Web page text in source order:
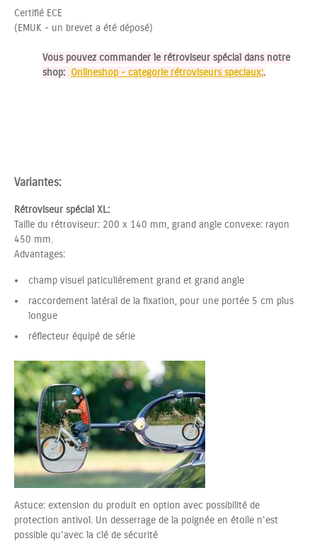
Certifié ECE
(EMUK - un brevet a été déposé)
Vous pouvez commander le rétroviseur spécial dans notre
shop: Onlineshop - categorie rétroviseurs speciaux;.
Variantes:
Rétroviseur spécial XL:
Taille du rétroviseur: 200 x 140 mm, grand angle convexe: rayon
450 mm.
Advantages:
champ visuel paticuliérement grand et grand angle
raccordement latéral de la fixation, pour une portée 5 cm plus
longue
réflecteur équipé de série
Astuce: extension du produit en option avec possibilité de
protection antivol. Un desserrage de la poignée en étoile n'est
possible qu'avec la clé de sécurité